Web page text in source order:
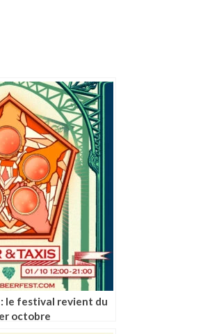
le festival revient du
octobre